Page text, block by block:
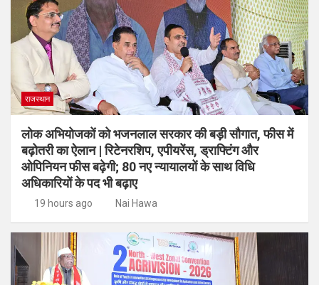
राजस्थान
लोक अभियोजकों को भजनलाल सरकार की बड़ी सौगात, फीस में
बढ़ोतरी का ऐलान | रिटेनरशिप, एपीयरेंस, ड्राफ्टिंग और
ओपिनियन फीस बढ़ेगी; 80 नए न्यायालयों के साथ विधि
अधिकारियों के पद भी बढ़ाए
19 hours ago Nai Hawa